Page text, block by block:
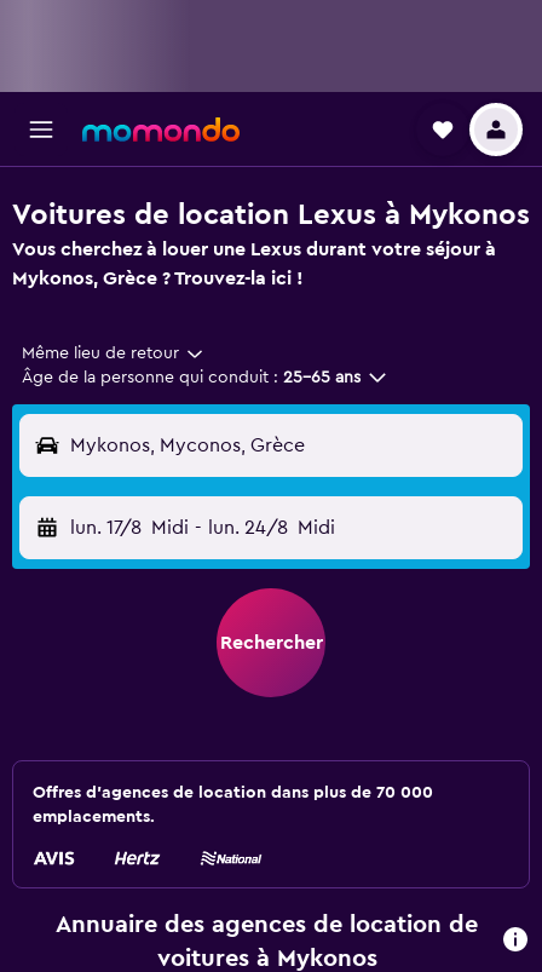
Voitures de location Lexus à Mykonos
Vous cherchez à louer une Lexus durant votre séjour à
Mykonos, Grèce ? Trouvez-la ici !
Même lieu de retour
Âge de la personne qui conduit : 25-65 ans
Mykonos, Myconos, Grèce
lun. 17/8 Midi - lun. 24/8 Midi
Rechercher
Offres d’agences de location dans plus de 70 000
emplacements.
Annuaire des agences de location de
voitures à Mykonos